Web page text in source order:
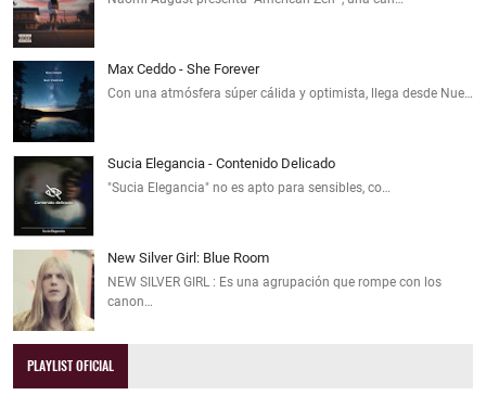
Max Ceddo - She Forever
Con una atmósfera súper cálida y optimista, llega desde Nue…
Sucia Elegancia - Contenido Delicado
"Sucia Elegancia" no es apto para sensibles, co…
New Silver Girl: Blue Room
NEW SILVER GIRL : Es una agrupación que rompe con los
canon…
PLAYLIST OFICIAL